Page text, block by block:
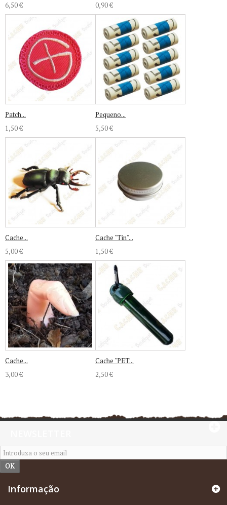
6,50 €
0,90 €
Patch...
1,50 €
Pequeno...
5,50 €
Cache...
5,00 €
Cache "Tin"...
1,50 €
Cache...
3,00 €
Cache "PET...
2,50 €
OK
Informação